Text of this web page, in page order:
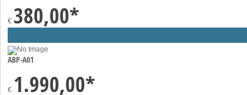
€ 380,00*
ABP-A01
€ 1.990,00*